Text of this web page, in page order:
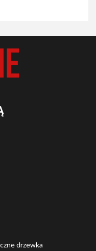
drzewka